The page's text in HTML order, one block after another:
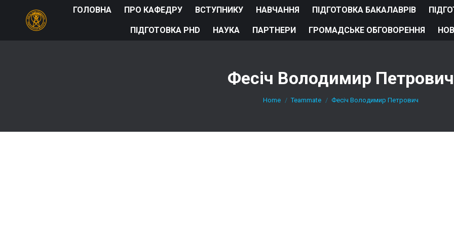
ГОЛОВНА ПРО КАФЕДРУ ВСТУПНИКУ НАВЧАННЯ ПІДГОТОВКА БАКАЛАВРІВ
ПІДГОТОВКА PHD НАУКА ПАРТНЕРИ ГРОМАДСЬКЕ ОБГОВОРЕННЯ
Фесіч Володимир Петрович
Home Teammate Фесіч Володимир Петрович